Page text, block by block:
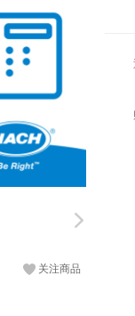
关注商品